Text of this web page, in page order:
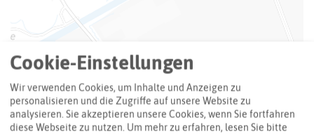
Cookie-Einstellungen
Wir verwenden Cookies, um Inhalte und Anzeigen zu
personalisieren und die Zugriffe auf unsere Website zu
analysieren. Sie akzeptieren unsere Cookies, wenn Sie fortfahren
diese Webseite zu nutzen. Um mehr zu erfahren, lesen Sie bitte